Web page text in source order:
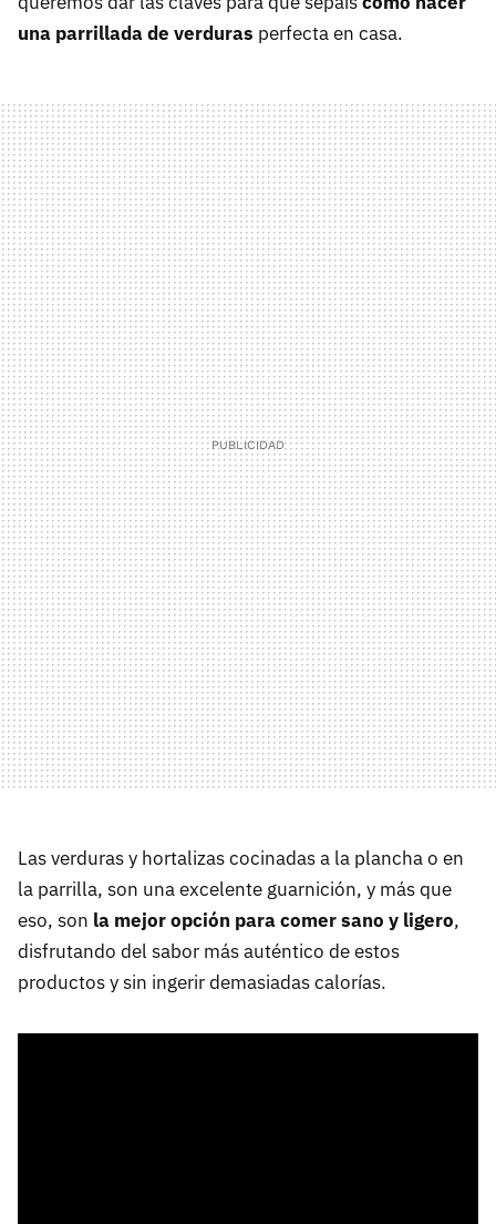
una parrillada de verduras perfecta en casa.
Las verduras y hortalizas cocinadas a la plancha o en
la parrilla, son una excelente guarnición, y más que
eso, son la mejor opción para comer sano y ligero,
disfrutando del sabor más auténtico de estos
productos y sin ingerir demasiadas calorías.